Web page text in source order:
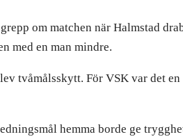
om matchen när Halmstad
med en man mindre.
tvåmålsskytt. För VSK var det
hemma borde ge